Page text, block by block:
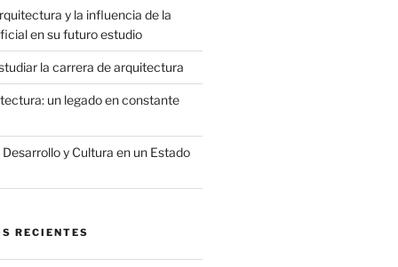
y la influencia de la
en su futuro estudio
la carrera de arquitectura
un legado en constante
y Cultura en un Estado
RECIENTES